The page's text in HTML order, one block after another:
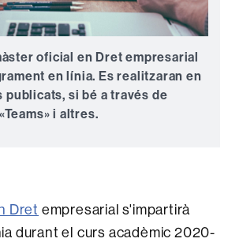
oficial en Dret empresarial
en línia. Es realitzaran en
publicats, si bé a través de
i altres.
Dret empresarial s'impartirà
durant el curs acadèmic 2020-